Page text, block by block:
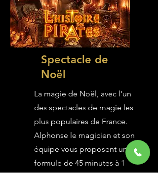
Spectacle de
Noël
La magie de Noël, avec l'un
des spectacles de magie les
plus populaires de France.
Alphonse le magicien et son
équipe vous proposent une
formule de 45 minutes à 1